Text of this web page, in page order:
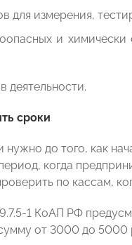
для измерения,
и
деятельности.
сроки
нужно до того, как
когда
по кассам,
1 КоАП РФ
от 3000 до